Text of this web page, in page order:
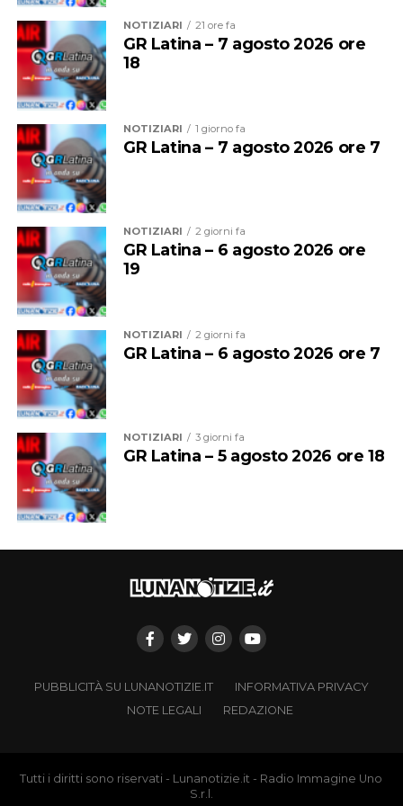
Nel 2025 Alessandro ha inoltre conseguito la
federale di Allenatore, che gli consente di guidare
formazioni d’Eccellenza e squadre senior fino alla Serie
B Nazionale, un ulteriore tassello nel suo percorso di
crescita tecnica.
Una crescita costante che oggi la società sceglie di
mettere nuovamente al servizio del proprio settore
giovanile, con la convinzione che investire nelle persone
significhi investire nel futuro del club.
NOTIZIARI 21 ore fa
GR Latina – 7 agosto 2026 ore
18
NOTIZIARI 1 giorno fa
GR Latina – 7 agosto 2026 ore 7
NOTIZIARI 2 giorni fa
GR Latina – 6 agosto 2026 ore
19
NOTIZIARI 2 giorni fa
GR Latina – 6 agosto 2026 ore 7
NOTIZIARI 3 giorni fa
GR Latina – 5 agosto 2026 ore 18
PUBBLICITÀ SU LUNANOTIZIE.IT
INFORMATIVA PRIVACY
NOTE LEGALI
REDAZIONE
Tutti i diritti sono riservati - Lunanotizie.it - Radio Immagine Uno
S.r.l.